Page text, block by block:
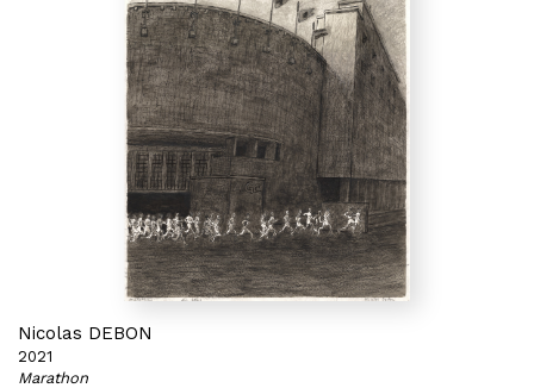
Nicolas DEBON
2021
Marathon